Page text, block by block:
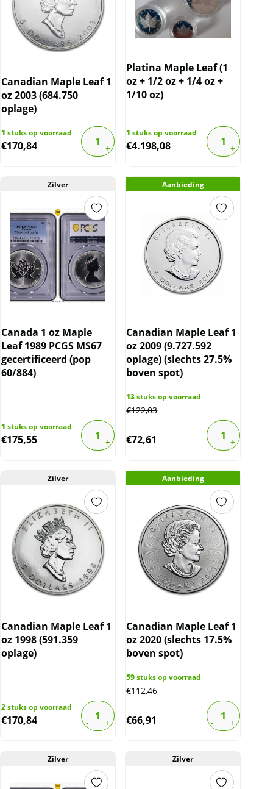
Canadian Maple Leaf 1
oz 2003 (684.750
oplage)
1 stuks op voorraad
€170,84
Platina Maple Leaf (1
oz + 1/2 oz + 1/4 oz +
1/10 oz)
1 stuks op voorraad
€4.198,08
Zilver
Canada 1 oz Maple
Leaf 1989 PCGS MS67
gecertificeerd (pop
60/884)
1 stuks op voorraad
€175,55
Aanbieding
Canadian Maple Leaf 1
oz 2009 (9.727.592
oplage) (slechts 27.5%
boven spot)
13stuks op voorraad
€122,03
€72,61
Zilver
Canadian Maple Leaf 1
oz 1998 (591.359
oplage)
2stuks op voorraad
€170,84
Aanbieding
Canadian Maple Leaf 1
oz 2020 (slechts 17.5%
boven spot)
59stuks op voorraad
€112,46
€66,91
Zilver Zilver